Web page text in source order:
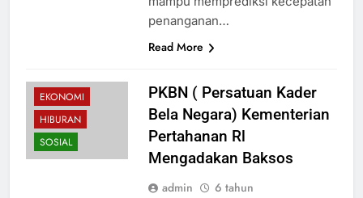
penanganan…
Read More
EKONOMI
HIBURAN
SOSIAL
PKBN ( Persatuan Kader
Bela Negara) Kementerian
Pertahanan Rl
Mengadakan Baksos
admin
6 tahun